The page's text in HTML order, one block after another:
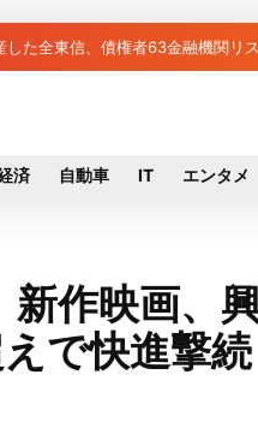
破産した全東信、債権者63金融機
野球2026年、勝ち組と負け組の明
済 自動車 IT エンタメ
新作映画、
で快進撃続